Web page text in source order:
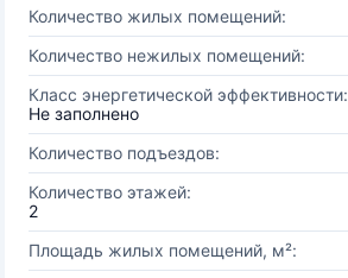
Количество жилых помещений:
Количество нежилых помещений:
Класс энергетической эффективности:
Не заполнено
Количество подъездов:
Количество этажей:
2
Площадь жилых помещений, м²: